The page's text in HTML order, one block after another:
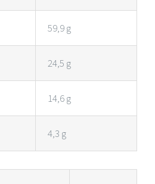
59,9 g
24,5 g
14,6 g
4,3 g